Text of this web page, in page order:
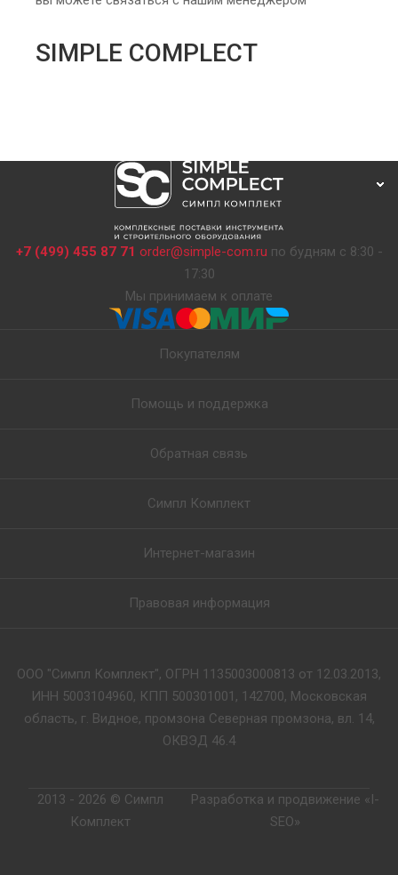
SIMPLE COMPLECT
+7 (499) 455 87 71 order@simple-com.ru по будням с 8:30 -
17:30
Мы принимаем к оплате
Покупателям
Помощь и поддержка
Обратная связь
Симпл Комплект
Интернет-магазин
Правовая информация
ООО "Симпл Комплект", ОГРН 1135003000813 от 12.03.2013,
ИНН 5003104960, КПП 500301001, 142700, Московская
область, г. Видное, промзона Северная промзона, вл. 14,
ОКВЭД 46.4
2013 - 2026 © Симпл
Комплект
Разработка и продвижение «I-
SEO»